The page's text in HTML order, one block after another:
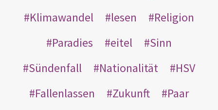
Klimawandel
lesen
Religion
Paradies
eitel
Sinn
Sündenfall
Nationalität
HSV
Fallenlassen
Zukunft
Paar